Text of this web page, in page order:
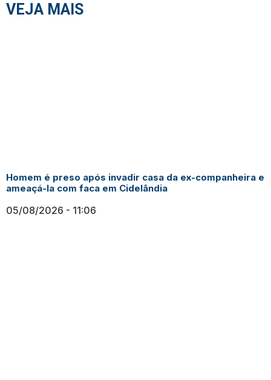
VEJA MAIS
Homem é preso após invadir casa da ex-companheira e
ameaçá-la com faca em Cidelândia
05/08/2026 11:06